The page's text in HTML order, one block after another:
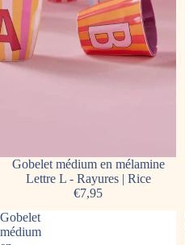
Gobelet médium en mélamine
Lettre L - Rayures | Rice
€7,95
Gobelet
médium